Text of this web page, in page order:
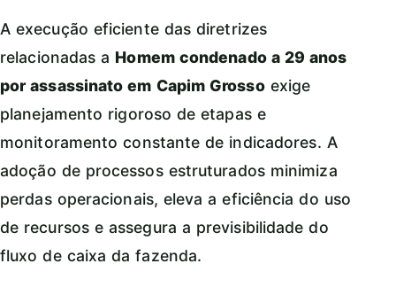
A execução eficiente das diretrizes
relacionadas a Homem condenado a 29 anos
por assassinato em Capim Grossoexige
planejamento rigoroso de etapas e
monitoramento constante de indicadores. A
adoção de processos estruturados minimiza
perdas operacionais, eleva a eficiência do uso
de recursos e assegura a previsibilidade do
fluxo de caixa da fazenda.